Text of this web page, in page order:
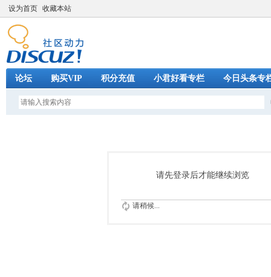
设为首页 收藏本站
论坛 购买VIP 积分充值 小君好看专栏 今日头条专
请先登录后才能继续浏览
请稍候...